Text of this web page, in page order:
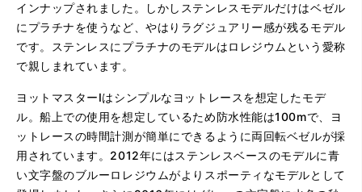
インナップされました。しかしステンレスモデルだけはベゼル
にプラチナを使うなど、やはりラグジュアリー感が残るモデル
です。ステンレスにプラチナのモデルはロレジウムという愛称
で親しまれています。
ヨットマスターIはシンプルなヨットレースを想定したモデ
ル。船上での使用を想定しているため防水性能は100mで、ヨ
ットレースの時間計測が簡単にできるように両回転ベゼルが採
用されています。2012年にはステンレスベースのモデルに青
い文字盤のブルーロレジウムがよりスポーティなモデルとして